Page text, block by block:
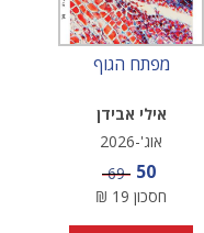
מפתח הגוף
אילי אבידן
אוג'-2026
מחיר מבצע
50 מחיר
69
חסכון 19
₪